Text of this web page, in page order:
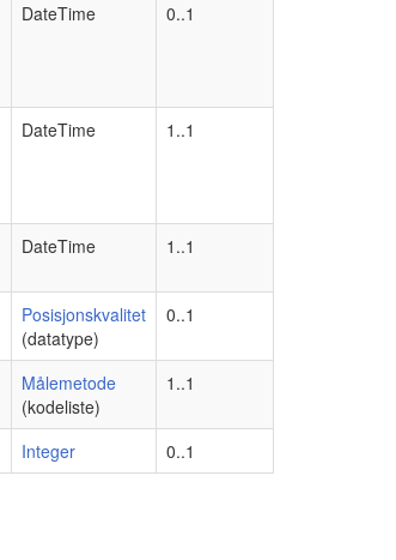
DateTime 0..1
DateTime 1..1
DateTime 1..1
Posisjonskvalitet
(datatype)
0..1
Målemetode
(kodeliste)
1..1
Integer 0..1